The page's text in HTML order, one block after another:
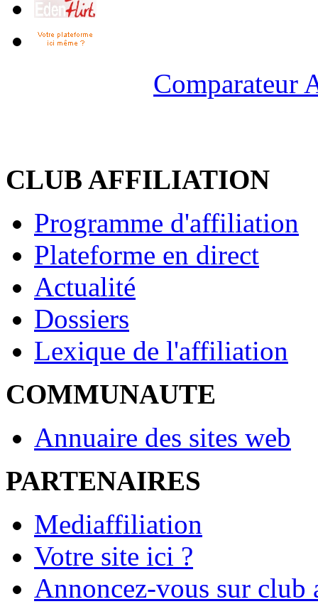
Comparateur
CLUB AFFILIATION
Programme d'affiliation
Plateforme en direct
Actualité
Dossiers
Lexique de l'affiliation
COMMUNAUTE
Annuaire des sites web
PARTENAIRES
Mediaffiliation
Votre site ici ?
Annoncez-vous sur